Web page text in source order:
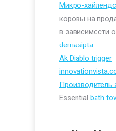
Микро-
коровы на
в зависимости
demasipta
Ak Diablo trigger
Производитель
Essential bath